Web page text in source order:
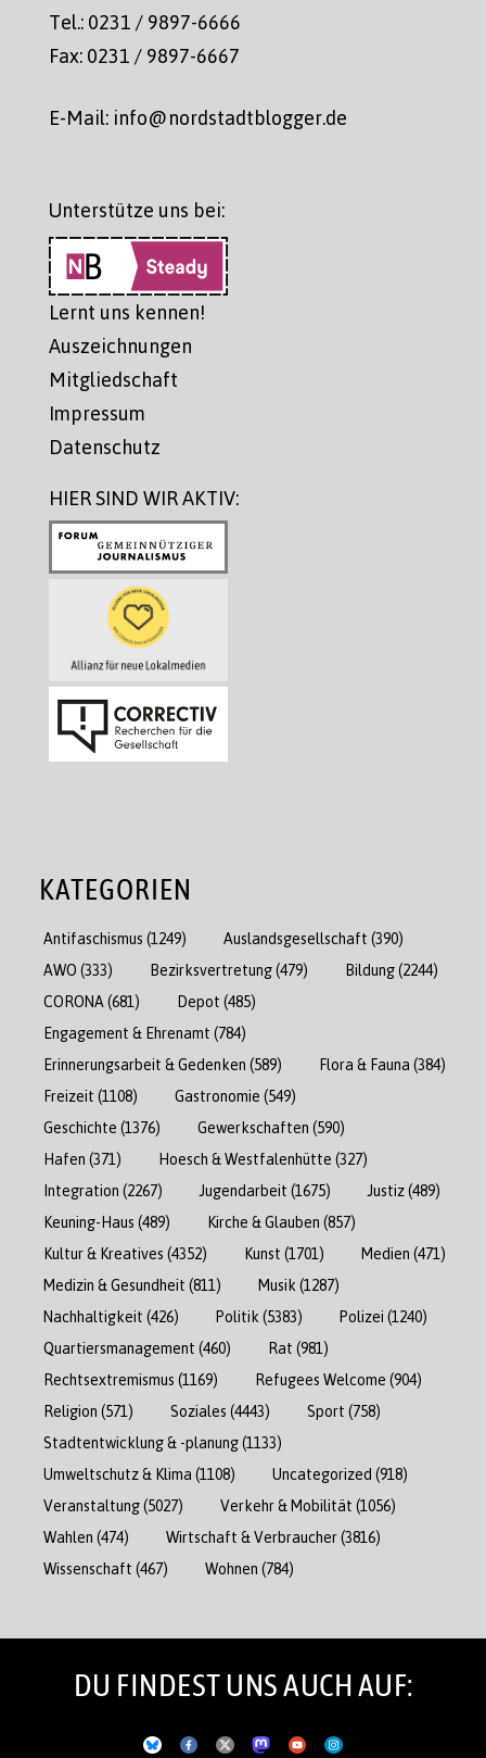
Tel.: 0231 / 9897-6666
Fax: 0231 / 9897-6667
E-Mail: info@nordstadtblogger.de
Unterstütze uns bei:
Lernt uns kennen!
Auszeichnungen
Mitgliedschaft
Impressum
Datenschutz
HIER SIND WIR AKTIV:
KATEGORIEN
Antifaschismus (1249) Auslandsgesellschaft (390)
AWO (333) Bezirksvertretung(479) Bildung(2244)
CORONA (681) Depot (485)
Engagement & Ehrenamt (784)
Erinnerungsarbeit & Gedenken (589) Flora & Fauna (384)
Freizeit (1108) Gastronomie (549)
Geschichte (1376) Gewerkschaften (590)
Hafen (371) Hoesch & Westfalenhütte (327)
Integration (2267) Jugendarbeit (1675) Justiz(489)
Keuning-Haus (489) Kirche & Glauben (857)
Kultur & Kreatives (4352) Kunst (1701) Medien (471)
Medizin & Gesundheit (811) Musik (1287)
Nachhaltigkeit (426) Politik (5383) Polizei (1240)
Quartiersmanagement (460) Rat (981)
Rechtsextremismus (1169) Refugees Welcome (904)
Religion (571) Soziales (4443) Sport (758)
Stadtentwicklung & -planung(1133)
Umweltschutz & Klima (1108) Uncategorized (918)
Veranstaltung(5027) Verkehr & Mobilität (1056)
Wahlen (474) Wirtschaft & Verbraucher(3816)
Wissenschaft (467) Wohnen (784)
DU FINDEST UNS AUCH AUF: